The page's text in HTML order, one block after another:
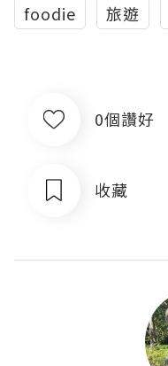
foodie
旅遊
0個讚好
收藏